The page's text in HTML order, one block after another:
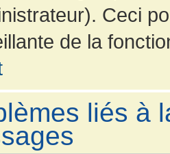
Ceci
de la
liés à